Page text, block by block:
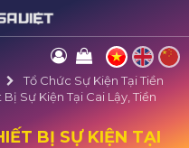
Tổ Chức Sự Kiện Tại Tiền
Sự Kiện Tại Cai Lậy, Tiền
BỊ SỰ KIỆN TẠI